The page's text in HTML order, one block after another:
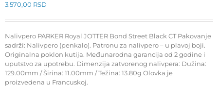
3.570,00 RSD
Nalivpero PARKER Royal JOTTER Bond Street Black CT Pakovanje
sadrži: Nalivpero (penkalo). Patronu za nalivpero – u plavoj boji.
Originalna poklon kutija. Međunarodna garancija od 2 godine i
uputstvo za upotrebu. Dimenzija zatvorenog nalivpera: Dužina:
129.00mm / Širina: 11.00mm / Težina: 13.80g Olovka je
proizvedena u Francuskoj.